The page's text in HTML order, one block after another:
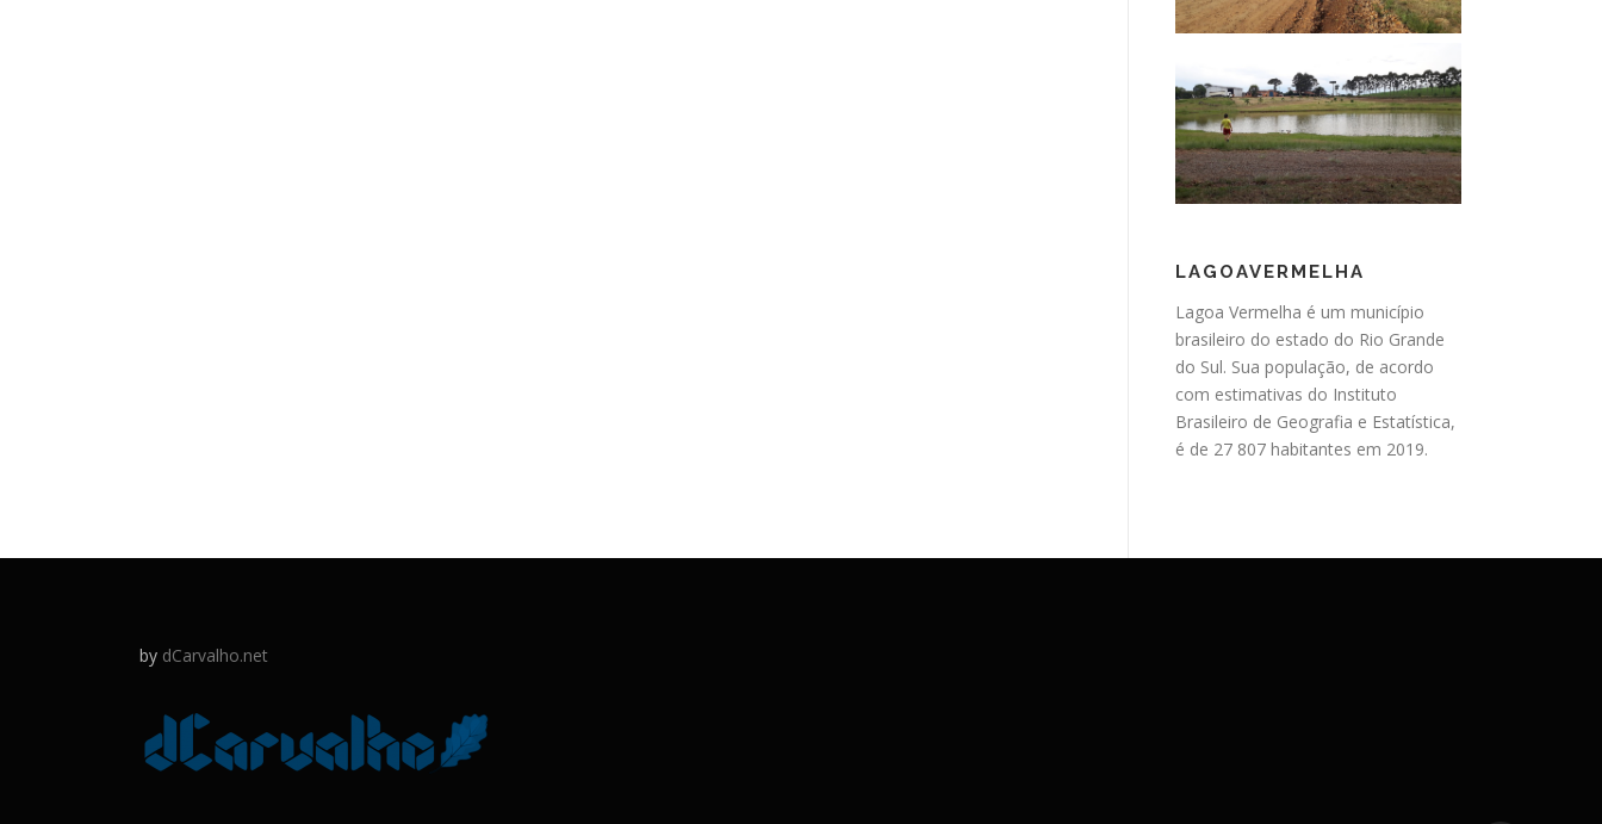
LAGOAVERMELHA
Lagoa Vermelha é um município
brasileiro do estado do Rio Grande
do Sul. Sua população, de acordo
com estimativas do Instituto
Brasileiro de Geografia e Estatística,
é de 27 807 habitantes em 2019.
by dCarvalho.net